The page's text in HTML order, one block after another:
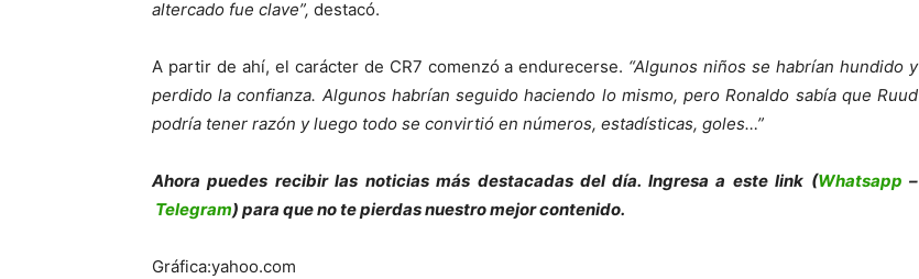
altercado fue clave”, destacó.
A partir de ahí, el carácter de CR7 comenzó a endurecerse. “Algunos niños se habrían hundido y
perdido la confianza. Algunos habrían seguido haciendo lo mismo, pero Ronaldo sabía que Ruud
podría tener razón y luego todo se convirtió en números, estadísticas, goles…”
Ahora puedes recibir las noticias más destacadas del día. Ingresa a este link (Whatsapp –
Telegram) para que no te pierdas nuestro mejor contenido.
Gráfica:yahoo.com